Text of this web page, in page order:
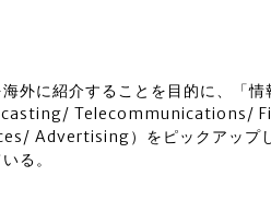
外に紹介することを目的に、「
Telecommunications/
Advertising）をピックアップ
る。